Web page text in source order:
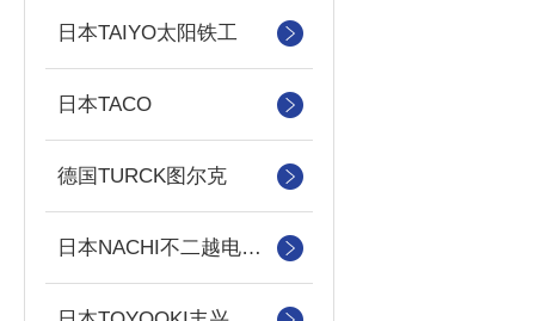
日本TAIYO太阳铁工
日本TACO
德国TURCK图尔克
日本NACHI不二越电磁阀/泵